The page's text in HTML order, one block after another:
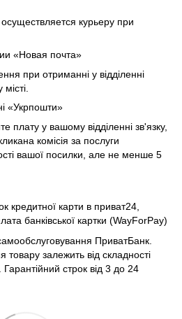
курьеру при
«Новая почта»
при отриманні у відділенні
«Укрпошти»
плату у вашому відділенні зв'язку,
комісія за послуги
вашої посилки, але не менше 5
кредитної карти в приват24,
банківської картки (WayForPay)
ПриватБанк.
товару залежить від складності
Гарантійний строк від 3 до 24